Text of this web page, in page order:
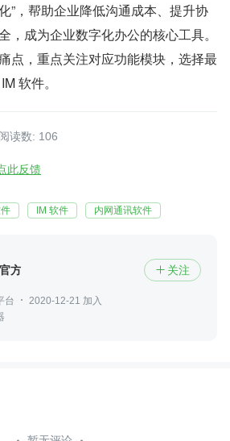
”，帮助企业降低沟通成本、提升协
，成为企业数字化办公的核心工具。
点，重点关注对应功能模块，选择最
软件。
阅读数: 106
此反馈
IM 软件 内网通讯软件
方  关注
台
2020-12-21 加入